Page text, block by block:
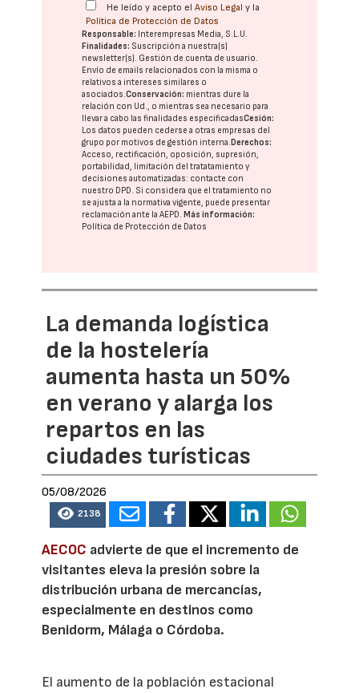
He leído y acepto elAviso Legal y la
Política de Protección de Datos
Responsable: Interempresas Media, S.L.U.
Finalidades: Suscripción a nuestra(s)
newsletter(s). Gestión de cuenta de usuario.
Envío de emails relacionados con la misma o
relativos a intereses similares o
asociados.Conservación: mientras dure la
relación con Ud., o mientras sea necesario para
llevar a cabo las finalidades especificadasCesión:
Los datos pueden cederse a otras empresas del
grupo por motivos de gestión interna.Derechos:
Acceso, rectificación, oposición, supresión,
portabilidad, limitación del tratatamiento y
decisiones automatizadas: contacte con
nuestro DPD. Si considera que el tratamiento no
se ajusta a la normativa vigente, puede presentar
reclamación ante laAEPD.Más información:
Política de Protección de Datos
La demanda logística
de la hostelería
aumenta hasta un 50%
en verano y alarga los
repartos en las
ciudades turísticas
05/08/2026
2138
AECOC advierte de que el incremento de
visitantes eleva la presión sobre la
distribución urbana de mercancías,
especialmente en destinos como
Benidorm, Málaga o Córdoba.
El aumento de la población estacional